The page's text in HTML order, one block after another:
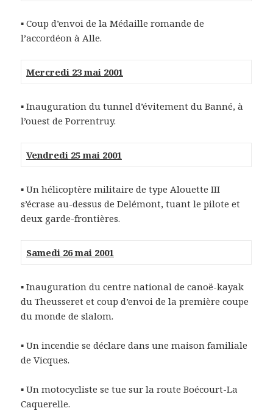
▪ Coup d’envoi de la Médaille romande de
l’accordéon à Alle.
Mercredi 23 mai 2001
▪ Inauguration du tunnel d’évitement du Banné, à
l’ouest de Porrentruy.
Vendredi 25 mai 2001
▪ Un hélicoptère militaire de type Alouette III
s’écrase au-dessus de Delémont, tuant le pilote et
deux garde-frontières.
Samedi 26 mai 2001
▪ Inauguration du centre national de canoë-kayak
du Theusseret et coup d’envoi de la première coupe
du monde de slalom.
▪ Un incendie se déclare dans une maison familiale
de Vicques.
▪ Un motocycliste se tue sur la route Boécourt-La
Caquerelle.